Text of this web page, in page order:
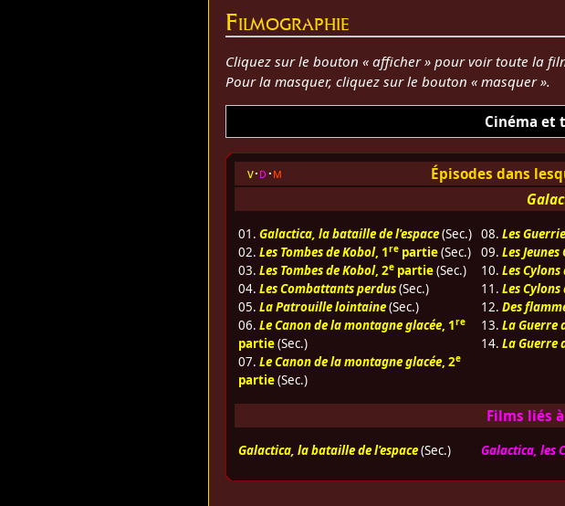
Filmographie
Cliquez sur le bouton « afficher » pour voir toute la
Pour la masquer, cliquez sur le bouton « masquer ».
Cinéma et
v d m Épisodes dans
01. Galactica, la bataille de l'espace(Sec.)
02. Les Tombes de Kobol, 1repartie(Sec.)
03. Les Tombes de Kobol, 2epartie(Sec.)
04. Les Combattants perdus(Sec.)
05. La Patrouille lointaine(Sec.)
06. Le Canon de la montagne glacée, 1re
partie(Sec.)
07. Le Canon de la montagne glacée, 2e
partie(Sec.)
08. Les
09. Les
10. Les
11. Les
12. Des
13. La Guerre
14. La Guerre
Films liés
Galactica, la bataille de l'espace(Sec.) Galactica, les